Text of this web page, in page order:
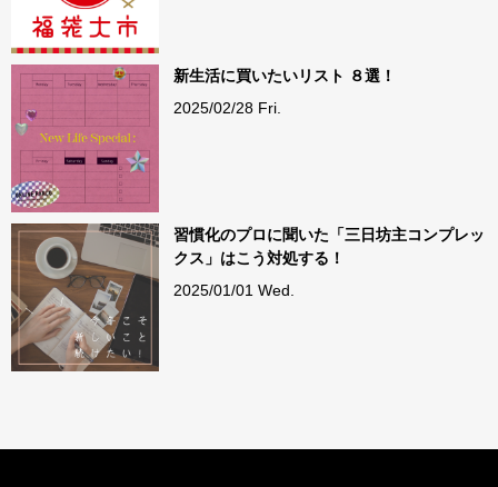
新生活に買いたいリスト ８選！
2025/02/28 Fri.
習慣化のプロに聞いた「三日坊主コンプレッ
クス」はこう対処する！
2025/01/01 Wed.